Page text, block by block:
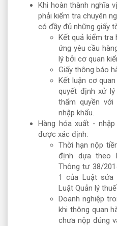
Khi hoàn thành nghĩa
phải kiểm tra chuyên
có đầy đủ những giấy
Kết quả kiểm tra
ứng yêu cầu
lý bởi cơ quan
Giấy thông báo
Kết luận cơ
quyết định xử
thẩm quyền
nhập khẩu.
Hàng hóa xuất -
được xác định:
Thời hạn nộp
định dựa theo
Thông tư 38/
1 của Luật
Luật Quản lý thuế.
Doanh nghiệp
khi thông quan
chưa nộp đúng